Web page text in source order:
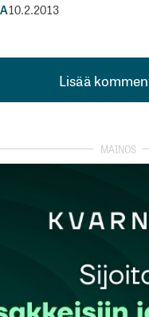
10.2.2013
Lisää
Lisää